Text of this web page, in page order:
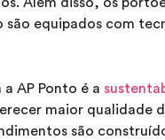
Além disso, os
são equipados com
AP Ponto é a
maior qualidade
são